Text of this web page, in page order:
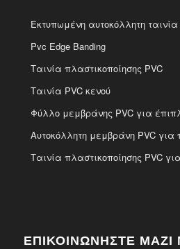
Εκτυπωμένη αυτοκόλλητη ταινία
Pvc Edge Banding
Ταινία πλαστικοποίησης PVC
Ταινία PVC κενού
Φύλλο μεμβράνης PVC για
Αυτοκόλλητη μεμβράνη PVC για
Ταινία πλαστικοποίησης PVC
ΕΠΙΚΟΙΝΩΝΗΣΤΕ ΜΑΖΙ